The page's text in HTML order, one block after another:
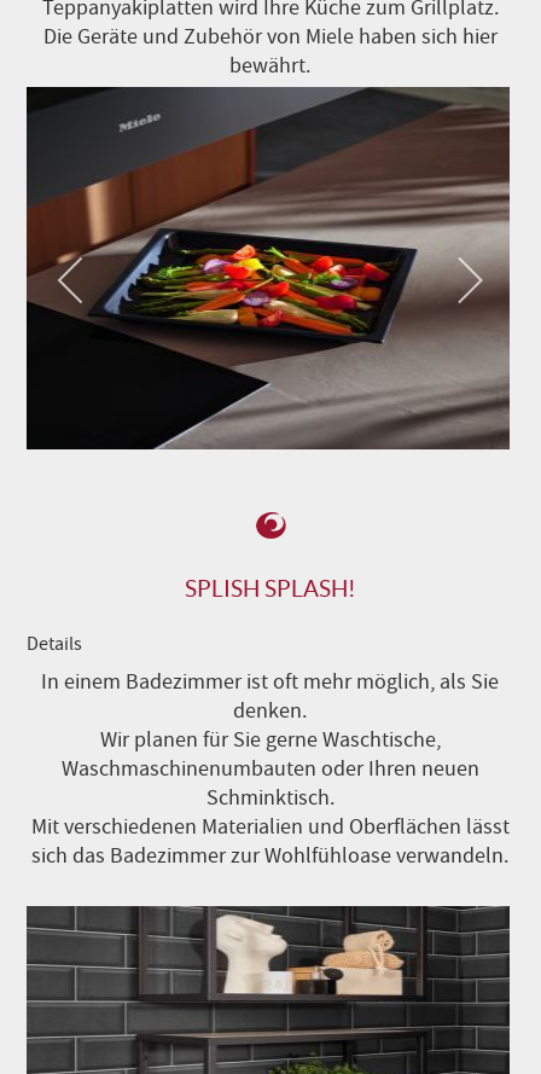
Teppanyakiplatten wird Ihre Küche zum Grillplatz.
Die Geräte und Zubehör von Miele haben sich hier
bewährt.
SPLISH SPLASH!
Details
In einem Badezimmer ist oft mehr möglich, als Sie
denken.
Wir planen für Sie gerne Waschtische,
Waschmaschinenumbauten oder Ihren neuen
Schminktisch.
Mit verschiedenen Materialien und Oberflächen lässt
sich das Badezimmer zur Wohlfühloase verwandeln.